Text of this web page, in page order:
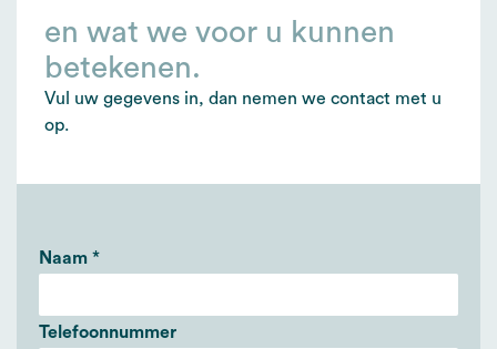
en wat we voor u kunnen
betekenen.
Vul uw gegevens in, dan nemen we contact met u
op.
Naam *
Telefoonnummer